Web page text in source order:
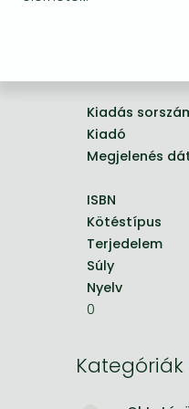
Frieren manga
Kiadás
Kiadó
Megjelenés
ISBN
Kötéstípus
Terjedelem
Súly
Nyelv
0
Kategóriák